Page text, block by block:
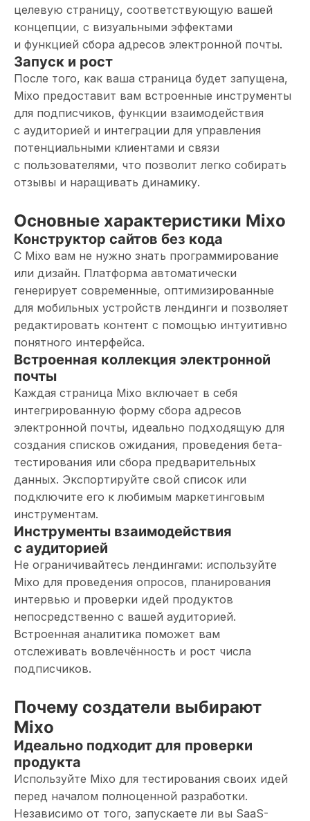
целевую страницу, соответствующую вашей
концепции, с визуальными эффектами
и функцией сбора адресов электронной почты.
Запуск и рост
После того, как ваша страница будет запущена,
Mixo предоставит вам встроенные инструменты
для подписчиков, функции взаимодействия
с аудиторией и интеграции для управления
потенциальными клиентами и связи
с пользователями, что позволит легко собирать
отзывы и наращивать динамику.
Основные характеристики Mixo
Конструктор сайтов без кода
С Mixo вам не нужно знать программирование
или дизайн. Платформа автоматически
генерирует современные, оптимизированные
для мобильных устройств лендинги и позволяет
редактировать контент с помощью интуитивно
понятного интерфейса.
Встроенная коллекция электронной
почты
Каждая страница Mixo включает в себя
интегрированную форму сбора адресов
электронной почты, идеально подходящую для
создания списков ожидания, проведения бета-
тестирования или сбора предварительных
данных. Экспортируйте свой список или
подключите его к любимым маркетинговым
инструментам.
Инструменты взаимодействия
с аудиторией
Не ограничивайтесь лендингами: используйте
Mixo для проведения опросов, планирования
интервью и проверки идей продуктов
непосредственно с вашей аудиторией.
Встроенная аналитика поможет вам
отслеживать вовлечённость и рост числа
подписчиков.
Почему создатели выбирают
Mixo
Идеально подходит для проверки
продукта
Используйте Mixo для тестирования своих идей
перед началом полноценной разработки.
Независимо от того, запускаете ли вы SaaS-